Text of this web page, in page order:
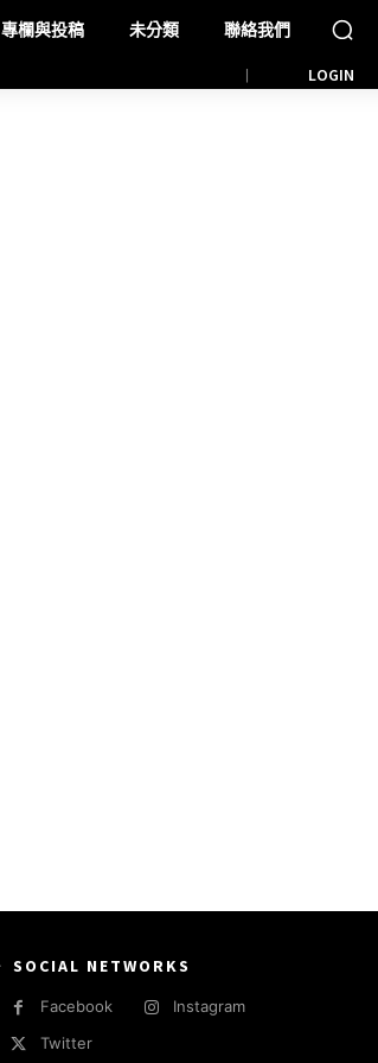
專欄與投稿 未分類 聯絡我們
LOGIN
SOCIAL NETWORKS
Facebook
Instagram
Twitter